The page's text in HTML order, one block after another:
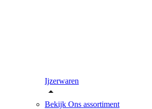
Ijzerwaren
Bekijk Ons assortiment